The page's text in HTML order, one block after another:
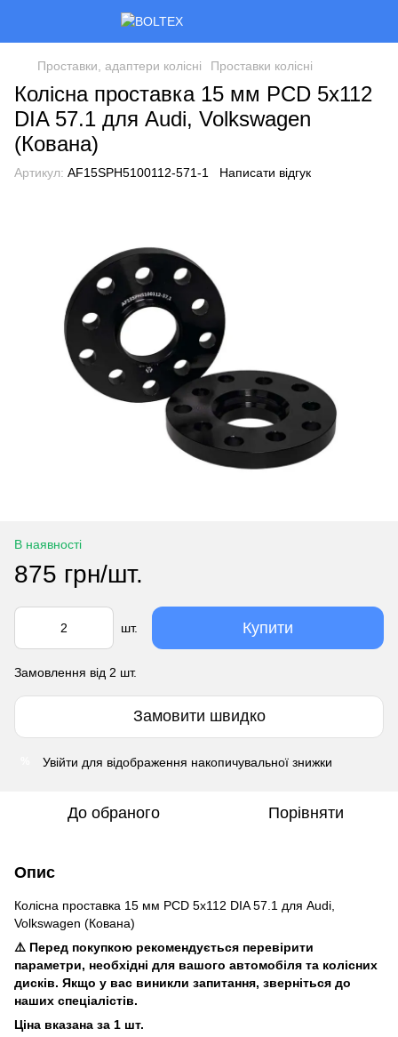
Проставки, адаптери колісні Проставки колісні
Колісна проставка 15 мм PCD 5x112
DIA 57.1 для Audi, Volkswagen
(Кована)
Артикул: AF15SPH5100112-571-1 Написати відгук
В наявності
875 грн/шт.
шт. Купити
Замовлення від 2 шт.
Замовити швидко
Увійти для відображення накопичувальної знижки
До обраного Порівняти
Опис
Колісна проставка 15 мм PCD 5x112 DIA 57.1 для Audi,
Volkswagen (Кована)
⚠️ Перед покупкою рекомендується перевірити
параметри, необхідні для вашого автомобіля та колісних
дисків. Якщо у вас виникли запитання, зверніться до
наших спеціалістів.
Ціна вказана за 1 шт.